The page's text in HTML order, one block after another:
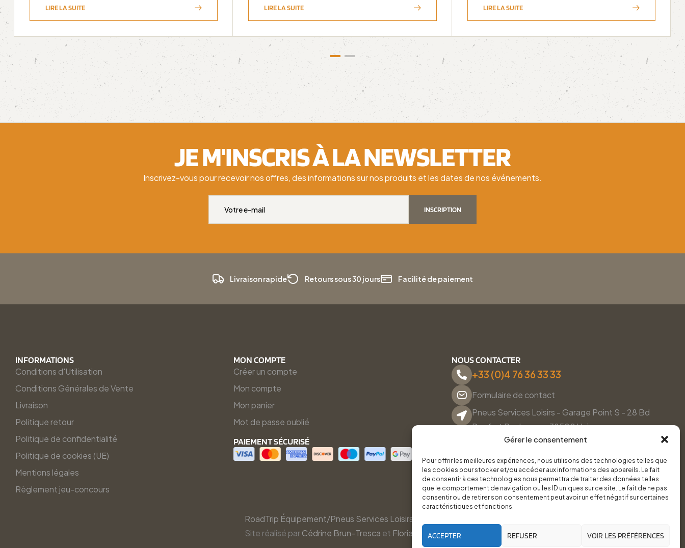
Gérer le consentement
Pour offrir les meilleures expériences, nous utilisons des technologies telles que
les cookies pour stocker et/ou accéder aux informations des appareils. Le fait
de consentir à ces technologies nous permettra de traiter des données telles
que le comportement de navigation ou les ID uniques sur ce site. Le fait de ne pas
consentir ou de retirer son consentement peut avoir un effet négatif sur certaines
caractéristiques et fonctions.
ACCEPTER REFUSER VOIR LES PRÉFÉRENCES
LIRE LA SUITE LIRE LA SUITE LIRE LA SUITE
JE M'INSCRIS À LA NEWSLETTER
Inscrivez-vous pour recevoir nos offres, des informations sur nos produits et les dates de nos événements.
INSCRIPTION
Livraison rapide Retours sous 30 jours Facilité de paiement
INFORMATIONS
Conditions d'Utilisation
Conditions Générales de Vente
Livraison
Politique retour
Politique de confidentialité
Politique de cookies (UE)
Mentions légales
Règlement jeu-concours
MON COMPTE
Créer un compte
Mon compte
Mon panier
Mot de passe oublié
PAIEMENT SÉCURISÉ
NOUS CONTACTER
+33 (0)4 76 36 33 33
Formulaire de contact
Pneus Services Loisirs - Garage Point S - 28 Bd
Denfert Rochereau, 38500 Voiron
Du lundi au vendredi, de 8h30 à 12h00 et de 14h00 à
RoadTrip Équipement/Pneus Services Loisirs - 2026
Site réalisé parCédrine Brun-Tresca et Florian Ledru